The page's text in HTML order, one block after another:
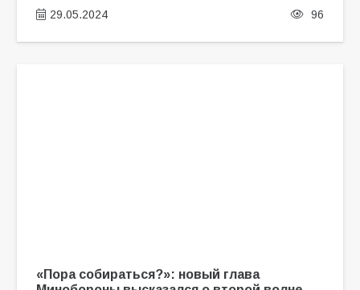
29.05.2024 96
«Пора собираться?»: новый глава